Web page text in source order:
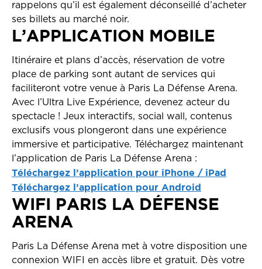
rappelons qu’il est également déconseillé d’acheter
ses billets au marché noir.
L’APPLICATION MOBILE
Itinéraire et plans d’accès, réservation de votre
place de parking sont autant de services qui
faciliteront votre venue à Paris La Défense Arena.
Avec l’Ultra Live Expérience, devenez acteur du
spectacle ! Jeux interactifs, social wall, contenus
exclusifs vous plongeront dans une expérience
immersive et participative. Téléchargez maintenant
l’application de Paris La Défense Arena :
Téléchargez l’application pour iPhone / iPad
Téléchargez l’application pour Android
WIFI PARIS LA DÉFENSE
ARENA
Paris La Défense Arena met à votre disposition une
connexion WIFI en accès libre et gratuit. Dès votre